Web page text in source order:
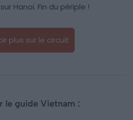
Hanoi. Fin du périple !
plus sur le circuit
le guide Vietnam :